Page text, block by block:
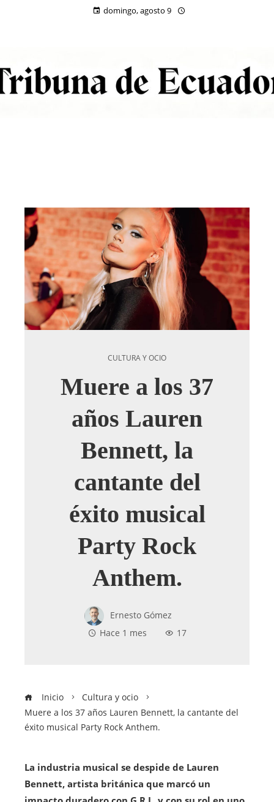
domingo, agosto 9
CULTURA Y OCIO
Muere a los 37
años Lauren
Bennett, la
cantante del
éxito musical
Party Rock
Anthem.
Ernesto Gómez
Hace 1 mes
17
Inicio
Cultura y ocio
Muere a los 37 años Lauren Bennett, la cantante del
éxito musical Party Rock Anthem.
La industria musical se despide de Lauren
Bennett, artista británica que marcó un